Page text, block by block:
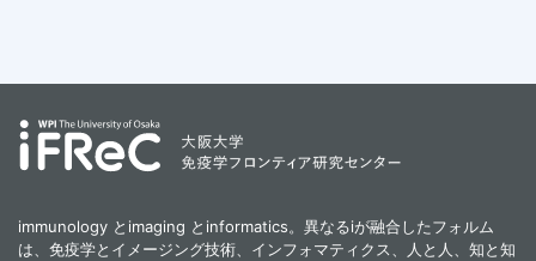
immunology とimaging とinformatics。異なるiが融合したフォルム
は、免疫学とイメージング技術、インフォマティクス、人と人、知と知